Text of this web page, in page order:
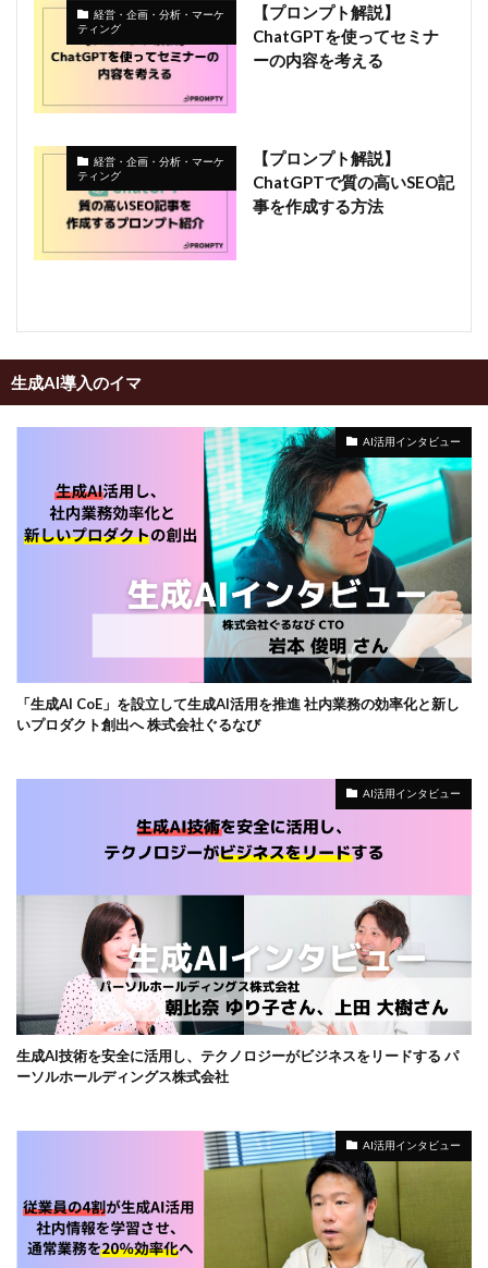
経営・企画・分析・マーケ
ティング
【プロンプト解説】
ChatGPTを使ってセミナ
ーの内容を考える
経営・企画・分析・マーケ
ティング
【プロンプト解説】
ChatGPTで質の高いSEO記
事を作成する方法
生成AI導入のイマ
AI活用インタビュー
「生成AI CoE」を設立して生成AI活用を推進 社内業務の効率化と新し
いプロダクト創出へ 株式会社ぐるなび
AI活用インタビュー
生成AI技術を安全に活用し、テクノロジーがビジネスをリードする パ
ーソルホールディングス株式会社
AI活用インタビュー